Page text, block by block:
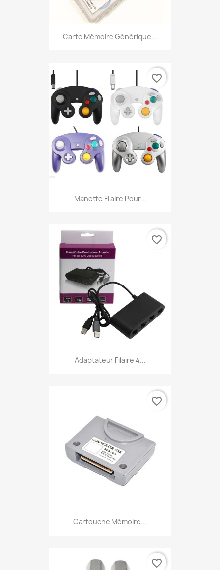
Carte Mémoire Générique...
Manette Filaire Pour...
favorite_border
Adaptateur Filaire 4...
favorite_border
Cartouche Mémoire...
favorite_border
favorite_border